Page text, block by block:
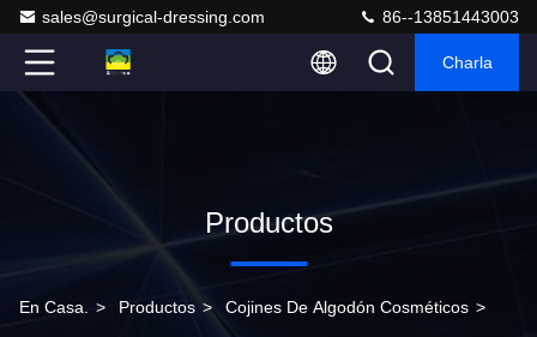
sales@surgical-dressing.com 86--13851443003
Charla
Productos
En Casa. > Productos > Cojines De Algodón Cosméticos >